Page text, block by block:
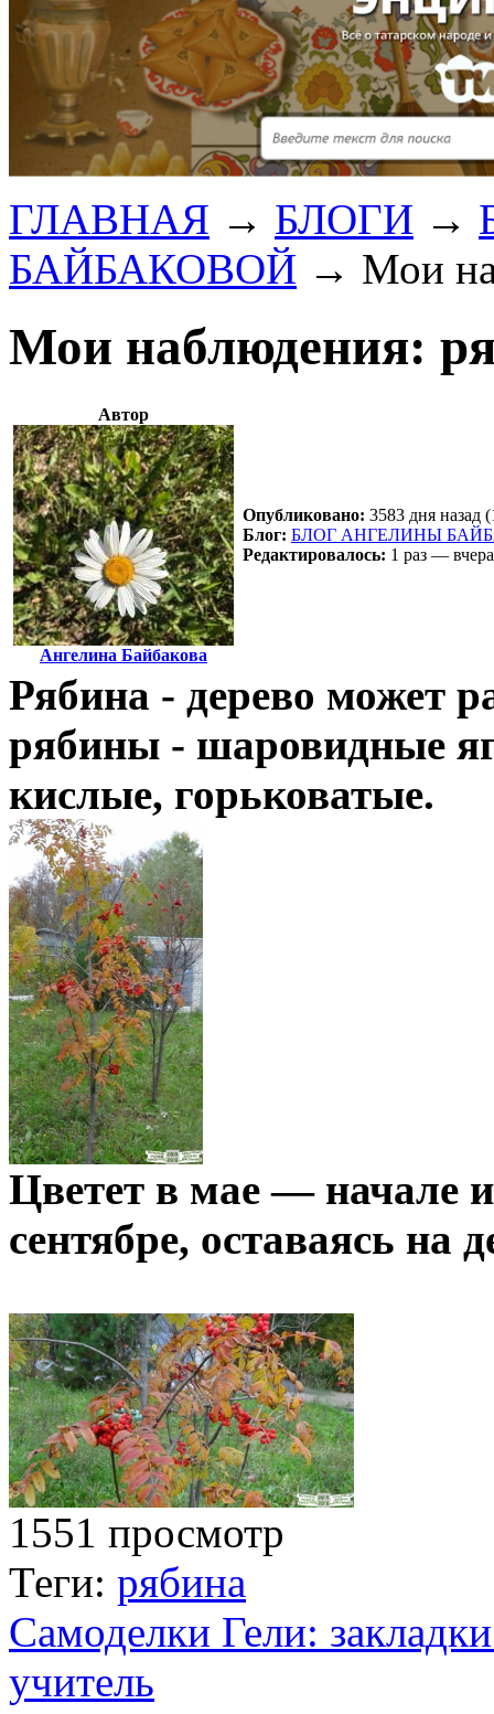
ГЛАВНАЯ → БЛОГИ →
БАЙБАКОВОЙ → Мои
Мои наблюдения:
Автор
Ангелина Байбакова
Опубликовано: 3583 дня назад
Блог: БЛОГ АНГЕЛИНЫ
Редактировалось: 1 раз —
Рябина - дерево может
рябины - шаровидные
кислые, горьковатые.
Цветет в мае — начале
сентябре, оставаясь на
1551 просмотр
Теги: рябина
Самоделки Гели:
учитель